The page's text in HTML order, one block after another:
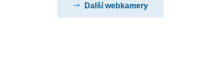
Další webkamery